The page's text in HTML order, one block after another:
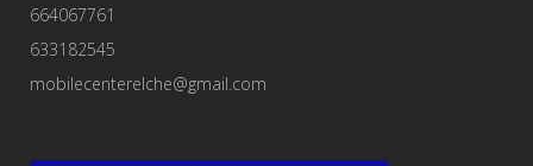
664067761
633182545
mobilecenterelche@gmail.com